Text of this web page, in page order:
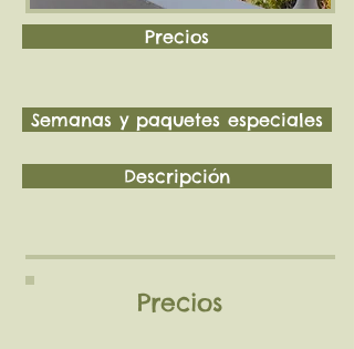
Precios
Semanas y paquetes especiales
Descripción
Precios